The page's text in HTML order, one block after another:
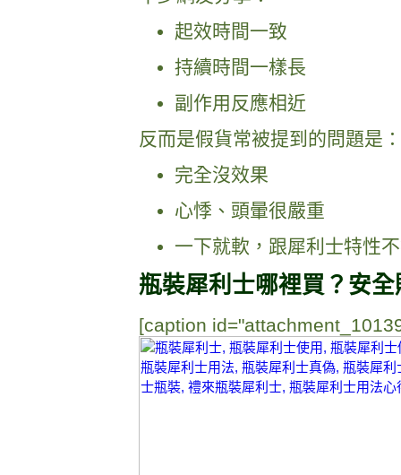
起效時間一致
持續時間一樣長
副作用反應相近
反而是假貨常被提到的問題是：
完全沒效果
心悸、頭暈很嚴重
一下就軟，跟犀利士特性
瓶裝犀利士哪裡買？安
[caption